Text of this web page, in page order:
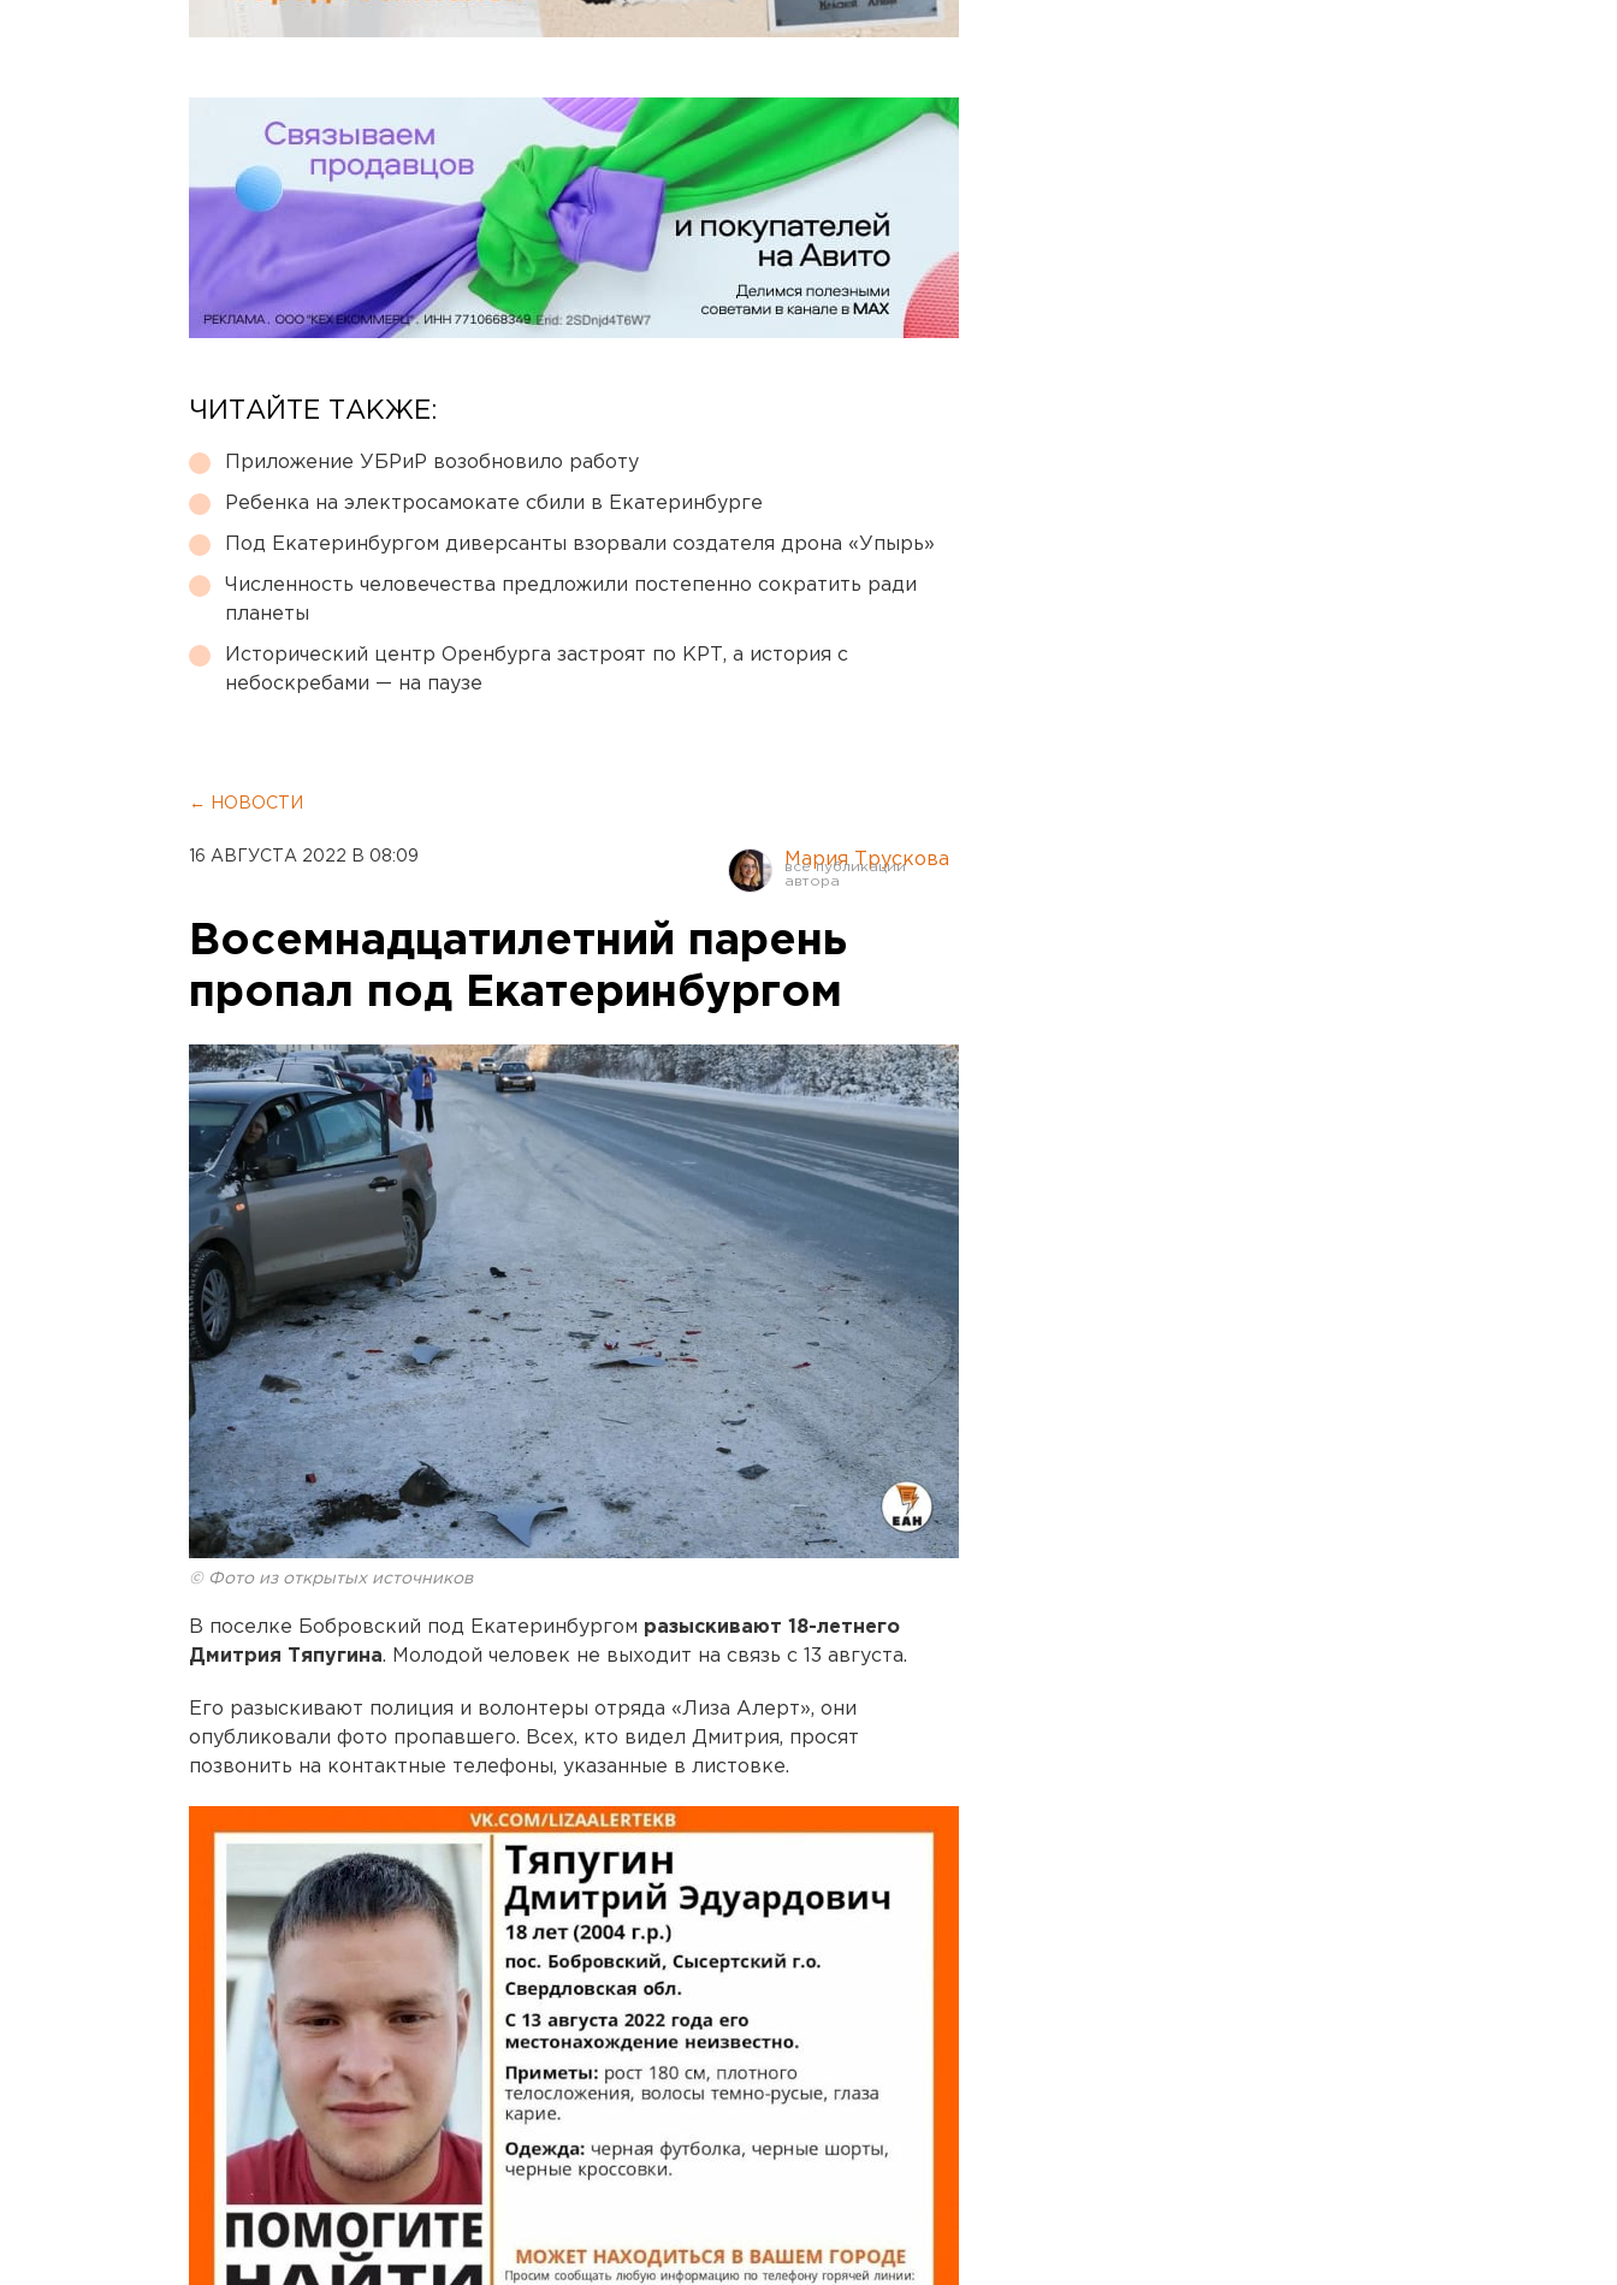
ЧИТАЙТЕ ТАКЖЕ:
Приложение УБРиР возобновило работу
Ребенка на электросамокате сбили в Екатеринбурге
Под Екатеринбургом диверсанты взорвали создателя дрона «Упырь»
Численность человечества предложили постепенно сократить ради
планеты
Исторический центр Оренбурга застроят по КРТ, а история с
небоскребами — на паузе
← НОВОСТИ
16 АВГУСТА 2022 В 08:09 Мария Трускова
Восемнадцатилетний парень
пропал под Екатеринбургом
© Фото из открытых источников
В поселке Бобровский под Екатеринбургом разыскивают 18-летнего
Дмитрия Тяпугина. Молодой человек не выходит на связь с 13 августа.
Его разыскивают полиция и волонтеры отряда «Лиза Алерт», они
опубликовали фото пропавшего. Всех, кто видел Дмитрия, просят
позвонить на контактные телефоны, указанные в листовке.